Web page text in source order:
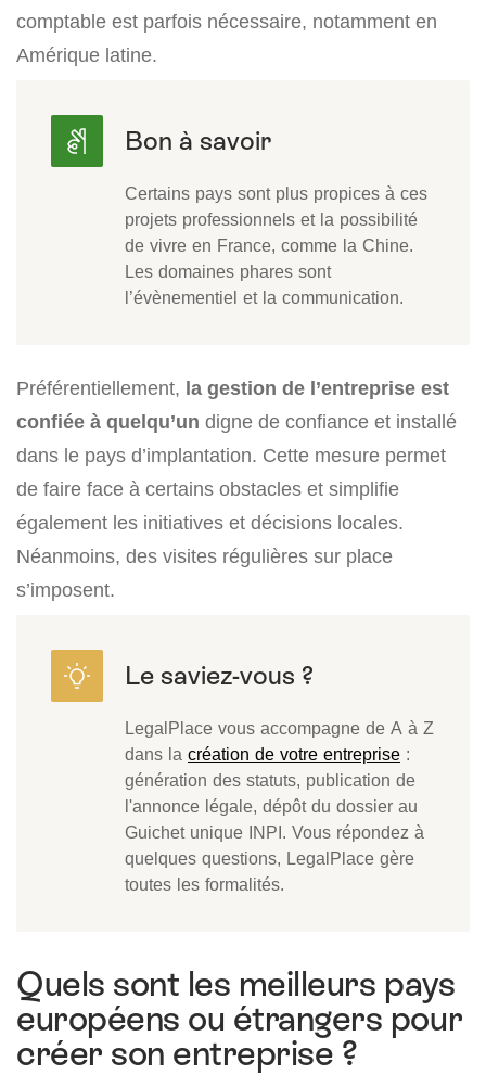
comptable est parfois nécessaire, notamment en
Amérique latine.
Certains pays sont plus propices à ces
projets professionnels et la possibilité
de vivre en France, comme la Chine.
Les domaines phares sont
l’évènementiel et la communication.
Préférentiellement, la gestion de l’entreprise est
confiée à quelqu’un digne de confiance et installé
dans le pays d’implantation. Cette mesure permet
de faire face à certains obstacles et simplifie
également les initiatives et décisions locales.
Néanmoins, des visites régulières sur place
s’imposent.
LegalPlace vous accompagne de A à Z
dans la création de votre entreprise :
génération des statuts, publication de
l'annonce légale, dépôt du dossier au
Guichet unique INPI. Vous répondez à
quelques questions, LegalPlace gère
toutes les formalités.
Quels sont les meilleurs pays
européens ou étrangers pour
créer son entreprise ?